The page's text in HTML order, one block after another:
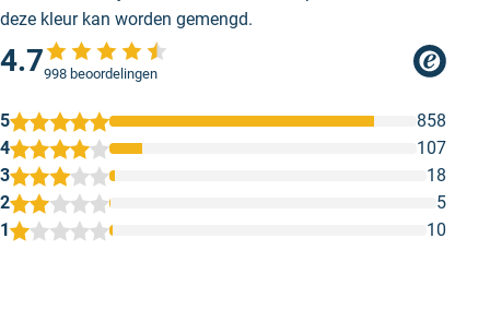
voor RAL 3003 Robijnrood, wat zorgt voor een
spannende en creatieve combinatie.
deze kleur kan worden gemengd.
4.7998 beoordelingen
1 10
2 5
3 18
4 107
5 858